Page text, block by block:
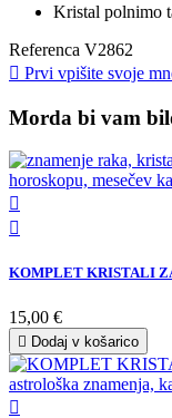
Kristal polnimo
Referenca V2862
 Prvi vpišite svoje
Morda bi vam


KOMPLET KRISTALI
15,00 €
 Dodaj v košarico
